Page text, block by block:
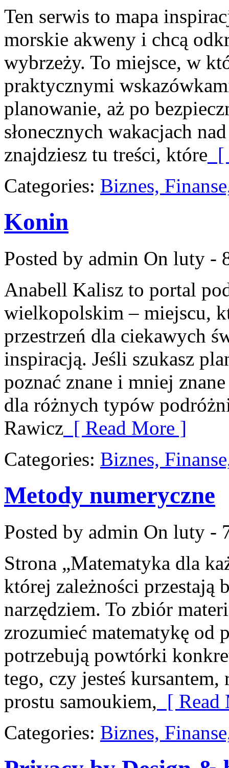
Ten serwis to mapa
morskie akweny i chcą
wybrzeży. To miejsce, w
praktycznymi
planowanie, aż po
słonecznych wakacjach
znajdziesz tu treści, które [
Categories: Biznes,
Konin
Posted by admin On luty -
Anabell Kalisz to portal
wielkopolskim – miejscu,
przestrzeń dla ciekawych
inspiracją. Jeśli szukasz
poznać znane i mniej
dla różnych typów
Rawicz [ Read More ]
Categories: Biznes,
Metody numeryczne
Posted by admin On luty -
Strona „Matematyka dla
której zależności przestają
narzędziem. To zbiór
zrozumieć matematykę od
potrzebują powtórki
tego, czy jesteś
prostu samoukiem, [ Read
Categories: Biznes,